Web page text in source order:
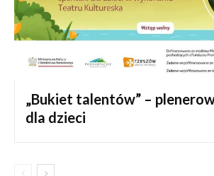
„Bukiet talentów” –
dla dzieci